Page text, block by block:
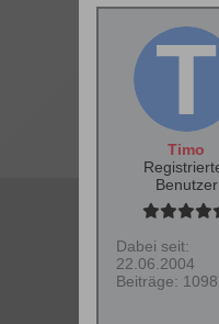
Timo
Benutzer
Dabei seit:
22.06.2004
Beiträge: